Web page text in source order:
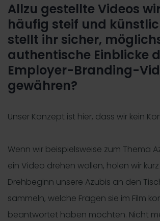
Allzu gestellte Videos
häufig steif und
stellt ihr sicher,
authentische Einblicke
Employer-Branding-
gewähren?
Unser Konzept ist hier, dass wir kein
Wenn wir beispielsweise zum Thema
ein Video drehen wollen, holen wir
Drehbeginn unsere Azubis an den
sammeln, welche Fragen sie im Film
beantwortet haben möchten. Nicht